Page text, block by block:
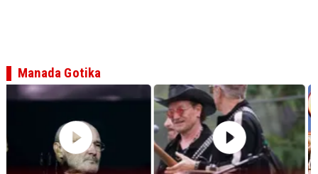
Manada Gotika